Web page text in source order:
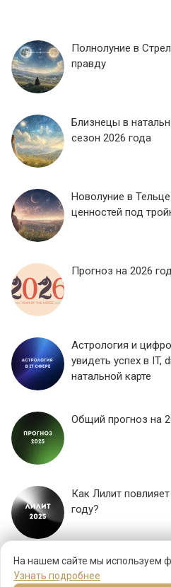
На нашем сайте мы используем
Узнать подробнее
Полнолуние в
правду
Близнецы в
сезон 2026 года
Новолуние в
ценностей под
Прогноз на 2026
Астрология и
увидеть успех в IT,
натальной карте
Общий прогноз на
Как Лилит
году?
ЕЩЕ...